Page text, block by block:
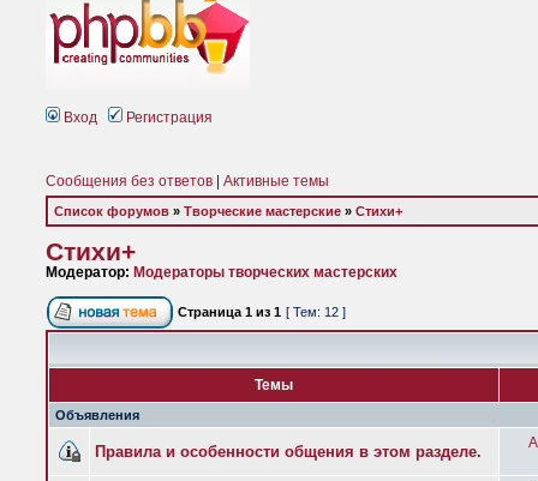
Вход Регистрация
Сообщения без ответов Активные темы
Список форумов » Творческие мастерские » Стихи+
Стихи+
Модератор: Модераторы творческих мастерских
Страница 1 из 1 [ Тем: 12 ]
Темы
Объявления
Правила и особенности общения в этом разделе.